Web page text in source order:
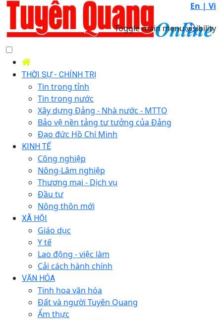
En | Vi
Toggle main menu visibility
THỜI SỰ - CHÍNH TRỊ
Tin trong tỉnh
Tin trong nước
Xây dựng Đảng - Nhà nước - MTTQ
Bảo vệ nền tảng tư tưởng của Đảng
Đạo đức Hồ Chí Minh
KINH TẾ
Công nghiệp
Nông-Lâm nghiệp
Thương mại - Dịch vụ
Đầu tư
Nông thôn mới
XÃ HỘI
Giáo dục
Y tế
Lao động - việc làm
Cải cách hành chính
VĂN HÓA
Tinh hoa văn hóa
Đất và người Tuyên Quang
Ẩm thực